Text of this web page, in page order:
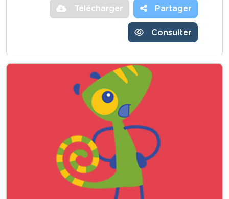
Télécharger Partager
Consulter